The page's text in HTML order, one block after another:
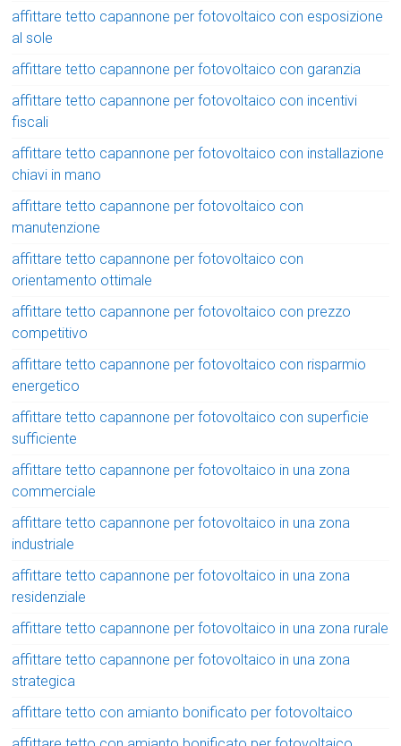
affittare tetto capannone per fotovoltaico con esposizione
al sole
affittare tetto capannone per fotovoltaico con garanzia
affittare tetto capannone per fotovoltaico con incentivi
fiscali
affittare tetto capannone per fotovoltaico con installazione
chiavi in mano
affittare tetto capannone per fotovoltaico con
manutenzione
affittare tetto capannone per fotovoltaico con
orientamento ottimale
affittare tetto capannone per fotovoltaico con prezzo
competitivo
affittare tetto capannone per fotovoltaico con risparmio
energetico
affittare tetto capannone per fotovoltaico con superficie
sufficiente
affittare tetto capannone per fotovoltaico in una zona
commerciale
affittare tetto capannone per fotovoltaico in una zona
industriale
affittare tetto capannone per fotovoltaico in una zona
residenziale
affittare tetto capannone per fotovoltaico in una zona rurale
affittare tetto capannone per fotovoltaico in una zona
strategica
affittare tetto con amianto bonificato per fotovoltaico